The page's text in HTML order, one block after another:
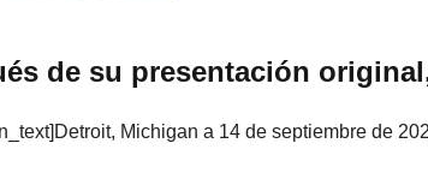
de su presentación
Michigan a 14 de septiembre de